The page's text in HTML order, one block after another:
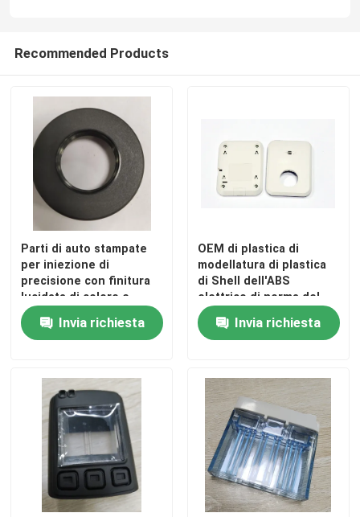
Recommended Products
Parti di auto stampate
per iniezione di
precisione con finitura
lucidata di colore e
forma personalizzati
Invia richiesta
OEM di plastica di
modellatura di plastica
di Shell dell'ABS
elettrico di norma del
DME
Invia richiesta